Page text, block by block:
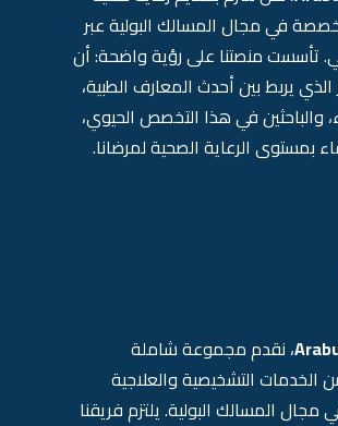
في مجال المسالك البولية عبر
تأسست منصتنا على رؤية واضحة: أن
يربط بين أحدث المعارف الطبية،
والباحثين في هذا التخصص الحيوي،
بمستوى الرعاية الصحية لمرضانا.
، نقدم مجموعة شاملة
الخدمات التشخيصية والعلاجية
مجال المسالك البولية. يلتزم فريقنا